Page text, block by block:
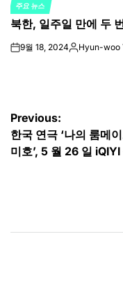
POSTED
IN
주요 뉴스
북한, 일주일 만에 두
on9월 18, 2024Posted
Hyun-woo
글
탐
Previous:
한국 연극 ‘나의 룸메
미호’, 5 월 26 일 iQIYI